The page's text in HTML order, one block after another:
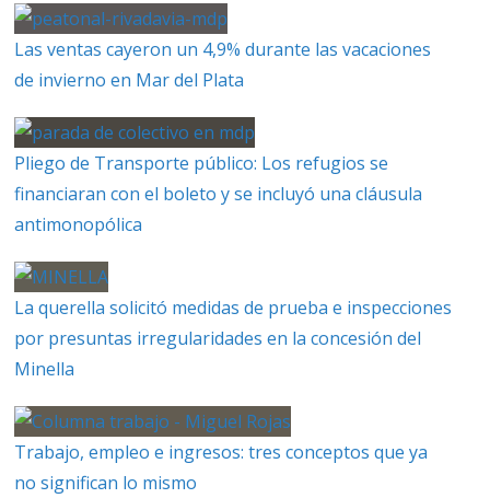
Las ventas cayeron un 4,9% durante las vacaciones
de invierno en Mar del Plata
Pliego de Transporte público: Los refugios se
financiaran con el boleto y se incluyó una cláusula
antimonopólica
La querella solicitó medidas de prueba e inspecciones
por presuntas irregularidades en la concesión del
Minella
Trabajo, empleo e ingresos: tres conceptos que ya
no significan lo mismo